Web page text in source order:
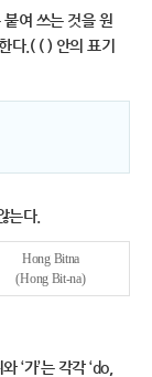
여 쓰는 것을 원
다.( ( ) 안의 표기
는다.
Hong Bitna
(Hong Bit-na)
‘가’는 각각 ‘do,